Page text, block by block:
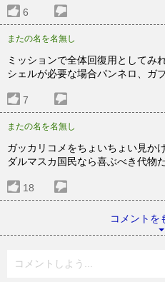
6
またの名を名無し
ミッションで全体回復用としてみ
シェルが必要な場合パンネロ、ガ
7
またの名を名無し
ガッカリコメをちょいちょい見か
ダルマスカ国民なら喜ぶべき代物
18
コメントを
コメントしよう...